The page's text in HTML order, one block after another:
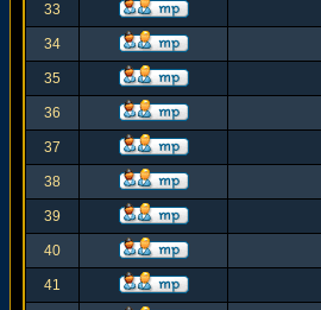
33
34
35
36
37
38
39
40
41